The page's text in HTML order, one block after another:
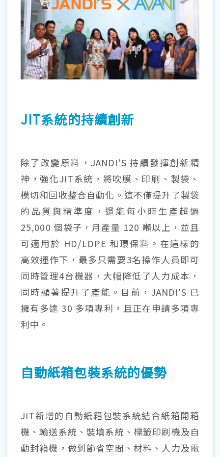
JIT系統的持續創新
除了改變原料，JANDI'S 持續發揮創新精
神，強化JIT系統，將吹膜、印刷、製袋、
模切和回收整合自動化。這不僅提升了製袋
的品質與精準度，還能每小時生產超過
25,000 個袋子，月產量 120 噸以上，並且
可適用於 HD/LDPE 和環保料。在這樣的
高效運作下，最多只需要3名操作人員即可
同時管理4台機器，大幅降低了人力成本，
同時顯著提升了產能。目前，JANDI'S 已
擁有多達 30 多項專利，且正在申請多項專
利中。
自動紙箱包裝系統的優勢
JIT新增的自動紙箱包裝系統結合紙箱開箱
機、輸送系統、裝填系統、標籤印刷機及自
動封箱機，做到節省空間、材料、人力及電